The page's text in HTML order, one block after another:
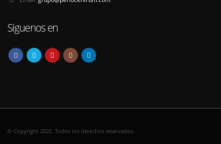
Siguenos en
© Copyright 2020. Todos los derechos reservados.